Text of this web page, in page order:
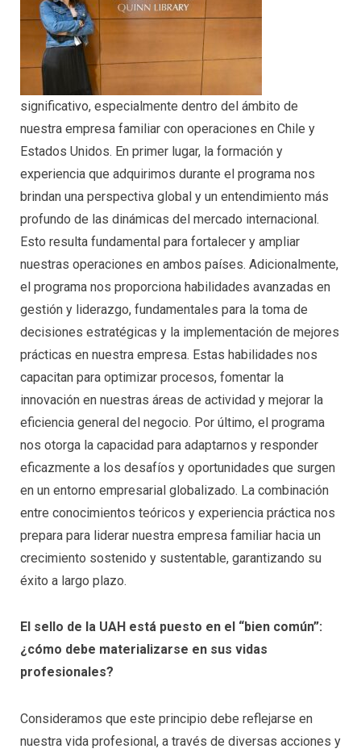
significativo, especialmente dentro del ámbito de
nuestra empresa familiar con operaciones en Chile y
Estados Unidos. En primer lugar, la formación y
experiencia que adquirimos durante el programa nos
brindan una perspectiva global y un entendimiento más
profundo de las dinámicas del mercado internacional.
Esto resulta fundamental para fortalecer y ampliar
nuestras operaciones en ambos países. Adicionalmente,
el programa nos proporciona habilidades avanzadas en
gestión y liderazgo, fundamentales para la toma de
decisiones estratégicas y la implementación de mejores
prácticas en nuestra empresa. Estas habilidades nos
capacitan para optimizar procesos, fomentar la
innovación en nuestras áreas de actividad y mejorar la
eficiencia general del negocio. Por último, el programa
nos otorga la capacidad para adaptarnos y responder
eficazmente a los desafíos y oportunidades que surgen
en un entorno empresarial globalizado. La combinación
entre conocimientos teóricos y experiencia práctica nos
prepara para liderar nuestra empresa familiar hacia un
crecimiento sostenido y sustentable, garantizando su
éxito a largo plazo.
El sello de la UAH está puesto en el “bien común”:
¿cómo debe materializarse en sus vidas
profesionales?
Consideramos que este principio debe reflejarse en
nuestra vida profesional, a través de diversas acciones y